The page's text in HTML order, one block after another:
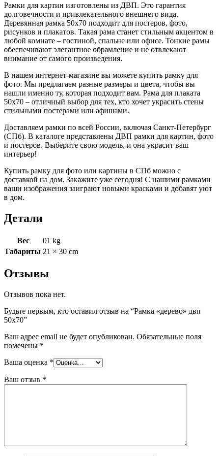
Рамки для картин изготовлены из ДВП. Это гарантия
долговечности и привлекательного внешнего вида.
Деревянная рамка 50х70 подходит для постеров, фото,
рисунков и плакатов. Такая рама станет стильным акцентом в
любой комнате – гостиной, спальне или офисе. Тонкие рамы
обеспечивают элегантное обрамление и не отвлекают
внимание от самого произведения.
В нашем интернет-магазине вы можете купить рамку для
фото. Мы предлагаем разные размеры и цвета, чтобы вы
нашли именно ту, которая подходит вам. Рама для плаката
50х70 – отличный выбор для тех, кто хочет украсить стены
стильными постерами или афишами.
Доставляем рамки по всей России, включая Санкт-Петербург
(СПб). В каталоге представлены ДВП рамки для картин, фото
и постеров. Выберите свою модель, и она украсит ваш
интерьер!
Купить рамку для фото или картины в СПб можно с
доставкой на дом. Закажите уже сегодня! С нашими рамками
ваши изображения заиграют новыми красками и добавят уют
в дом.
Детали
Вес
01 kg
Габариты 21 × 30 cm
Отзывы
Отзывов пока нет.
Будьте первым, кто оставил отзыв на “Рамка «дерево» двп
50х70”
Ваш адрес email не будет опубликован. Обязательные поля
помечены *
Ваша оценка *
Ваш отзыв *